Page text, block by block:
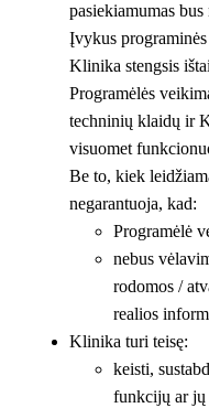
pasiekiamumas
Įvykus
Klinika stengsis
Programėlės
techninių klaidų ir
visuomet
Be to, kiek
negarantuoja, kad:
Programėlė
nebus
rodomos /
realios
Klinika turi teisę:
keisti,
funkcijų ar jų